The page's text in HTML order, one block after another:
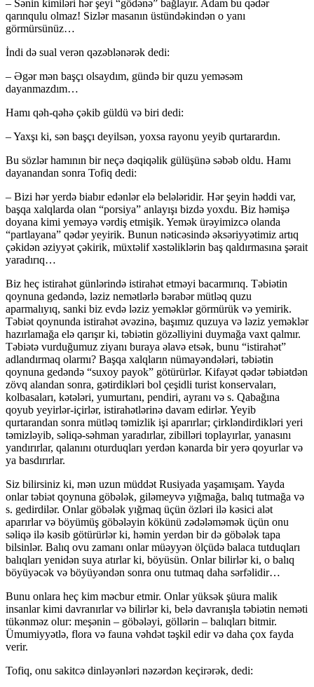
– Sənin kimiləri hər şeyi “gödənə” bağlayır. Adam bu qədər
qarınqulu olmaz! Sizlər masanın üstündəkindən o yanı
görmürsünüz…
İndi də sual verən qəzəblənərək dedi:
– Əgər mən başçı olsaydım, gündə bir quzu yeməsəm
dayanmazdım…
Hamı qəh-qəhə çəkib güldü və biri dedi:
– Yaxşı ki, sən başçı deyilsən, yoxsa rayonu yeyib qurtarardın.
Bu sözlər hamının bir neçə dəqiqəlik gülü­şünə səbəb oldu. Hamı
dayanandan sonra Tofiq dedi:
– Bizi hər yerdə biabır edənlər elə be­lə­lə­ridir. Hər şeyin həddi var,
başqa xalqlarda olan “por­siya” anlayışı bizdə yoxdu. Biz həmişə
doyana kimi yeməyə vərdiş etmişik. Yemək ürəyimizcə olan­da
“partlayana” qədər yeyirik. Bunun nəticə­sində əksəriyyətimiz artıq
çəkidən əziyyət çəkirik, müxtəlif xəstəliklərin baş qaldırmasına şərait
yara­dırıq…
Biz heç istirahət günlərində istirahət etməyi bacarmırıq. Təbiətin
qoynuna gedəndə, ləziz ne­mət­lərlə bərabər mütləq quzu
aparmalıyıq, sanki biz evdə ləziz yeməklər görmürük və yemirik.
Təbiət qoynunda istirahət əvəzinə, başımız quzuya və ləziz yeməklər
hazırlamağa elə qarışır ki, təbiə­tin gözəlliyini duymağa vaxt qalmır.
Təbiətə vur­du­ğumuz ziyanı buraya əlavə etsək, bunu “istira­hət”
adlandırmaq olarmı? Başqa xalqların nüma­yən­dələri, təbiətin
qoynuna gedəndə “suxoy pa­yok” götürürlər. Kifayət qədər təbiətdən
zövq alan­dan sonra, gətirdikləri bol çeşidli turist konser­vaları,
kolbasaları, kətələri, yumurtanı, pendiri, ayranı və s. Qabağına
qoyub yeyirlər-içirlər, isti­rahətlərinə davam edirlər. Yeyib
qurtarandan sonra mütləq təmizlik işi aparırlar; çirkləndirdikləri yeri
təmizləyib, səliqə-səhman yaradırlar, zibilləri top­la­yırlar, yanasını
yandırırlar, qalanını oturduqları yerdən kənarda bir yerə qoyurlar və
ya basdırırlar.
Siz bilirsiniz ki, mən uzun müddət Rusiyada yaşamışam. Yayda
onlar təbiət qoynuna göbələk, giləmeyvə yığmağa, balıq tutmağa və
s. gedirdilər. Onlar göbələk yığmaq üçün özləri ilə kəsici alət
aparırlar və böyümüş göbələyin kökünü zədələ­mə­mək üçün onu
səliqə ilə kəsib götürürlər ki, həmin yerdən bir də göbələk tapa
bilsinlər. Balıq ovu zamanı onlar müəyyən ölçüdə balaca tutduqları
balıqları yenidən suya atırlar ki, böyüsün. Onlar bilirlər ki, o balıq
böyüyəcək və böyüyəndən sonra onu tutmaq daha sərfəlidir…
Bunu onlara heç kim məcbur etmir. Onlar yüksək şüura malik
insanlar kimi davranırlar və bilirlər ki, belə davranışla təbiətin neməti
tükən­məz olur: meşənin – göbələyi, göllərin – balıqları bitmir.
Ümumiyyətlə, flora və fauna vəhdət təşkil edir və daha çox fayda
verir.
Tofiq, onu sakitcə dinləyənləri nəzərdən ke­çirərək, dedi: